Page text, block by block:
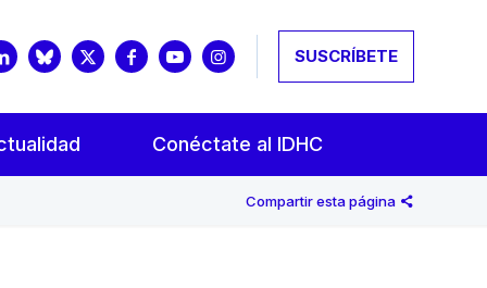
SUSCRÍBETE
Conéctate al IDHC
Compartir esta página